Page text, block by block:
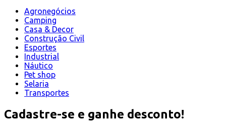
Agronegócios
Camping
Casa & Decor
Construção Civil
Esportes
Industrial
Náutico
Pet shop
Selaria
Transportes
Cadastre-se e ganhe desconto!